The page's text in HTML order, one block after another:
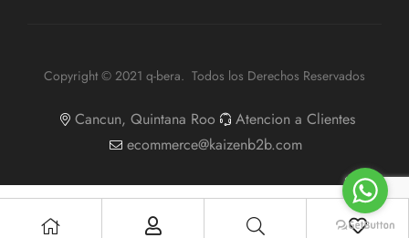
Copyright © 2021 q-bera. Todos los Derechos Reservados
Cancun, Quintana Roo
Atencion a Clientes
ecommerce@kaizenb2b.com